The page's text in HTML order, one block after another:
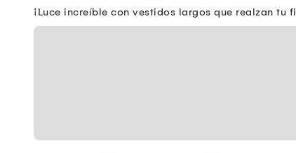
¡Luce increíble con vestidos largos que realzan